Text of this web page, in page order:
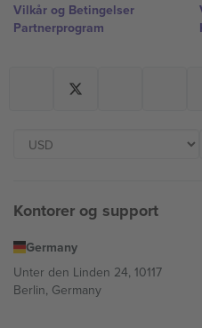
Vilkår og Betingelser
Partnerprogram
Kontorer og support
Germany
Unter den Linden 24, 10117
Berlin, Germany